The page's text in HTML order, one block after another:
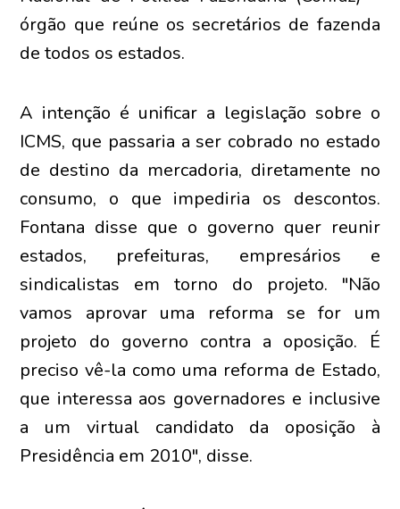
órgão que reúne os secretários de fazenda
de todos os estados.
A intenção é unificar a legislação sobre o
ICMS, que passaria a ser cobrado no estado
de destino da mercadoria, diretamente no
consumo, o que impediria os descontos.
Fontana disse que o governo quer reunir
estados, prefeituras, empresários e
sindicalistas em torno do projeto. "Não
vamos aprovar uma reforma se for um
projeto do governo contra a oposição. É
preciso vê-la como uma reforma de Estado,
que interessa aos governadores e inclusive
a um virtual candidato da oposição à
Presidência em 2010", disse.